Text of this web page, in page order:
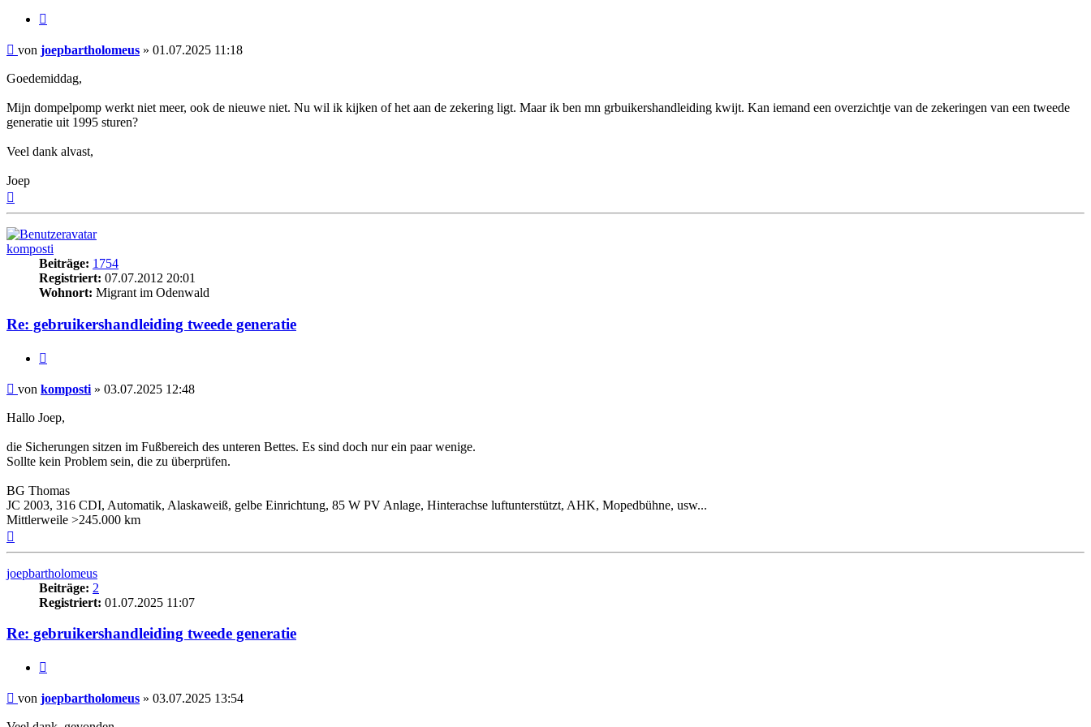
Beitrag
von joepbartholomeus » 01.07.2025 11:18
Goedemiddag,
Mijn dompelpomp werkt niet meer, ook de nieuwe niet. Nu wil ik kijken of het aan de zekering ligt. Maar ik ben mn grbuikershandleiding kwijt. Kan iemand een overzichtje van de zekeringen van een tweede
generatie uit 1995 sturen?
Veel dank alvast,
Joep
komposti
Beiträge: 1754
Registriert: 07.07.2012 20:01
Wohnort: Migrant im Odenwald
Re: gebruikershandleiding tweede generatie
Beitrag
von komposti » 03.07.2025 12:48
Hallo Joep,
die Sicherungen sitzen im Fußbereich des unteren Bettes. Es sind doch nur ein paar wenige.
Sollte kein Problem sein, die zu überprüfen.
BG Thomas
JC 2003, 316 CDI, Automatik, Alaskaweiß, gelbe Einrichtung, 85 W PV Anlage, Hinterachse luftunterstützt, AHK, Mopedbühne, usw...
Mittlerweile >245.000 km
joepbartholomeus
Beiträge: 2
Registriert: 01.07.2025 11:07
Re: gebruikershandleiding tweede generatie
Beitrag
von joepbartholomeus » 03.07.2025 13:54